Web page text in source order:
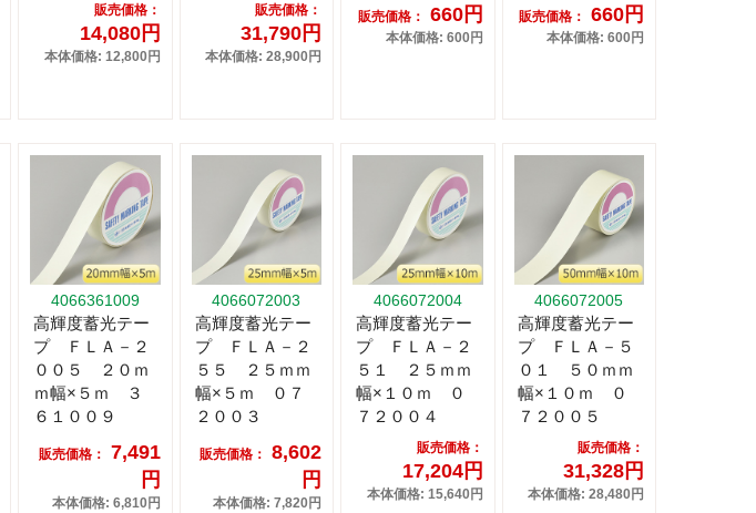
販売価格：
14,080円
本体価格: 12,800円
販売価格：
31,790円
本体価格: 28,900円
販売価格： 660円
本体価格: 600円
販売価格： 660円
本体価格: 600円
4066361009
高輝度蓄光テー
プ ＦＬＡ－２
００５ ２０ｍ
ｍ幅×５ｍ ３
６１００９
販売価格：
7,491
円
本体価格: 6,810円
4066072003
高輝度蓄光テー
プ ＦＬＡ－２
５５ ２５ｍｍ
幅×５ｍ ０７
２００３
販売価格：
8,602
円
本体価格: 7,820円
4066072004
高輝度蓄光テー
プ ＦＬＡ－２
５１ ２５ｍｍ
幅×１０ｍ ０
７２００４
販売価格：
17,204円
本体価格: 15,640円
4066072005
高輝度蓄光テー
プ ＦＬＡ－５
０１ ５０ｍｍ
幅×１０ｍ ０
７２００５
販売価格：
31,328円
本体価格: 28,480円